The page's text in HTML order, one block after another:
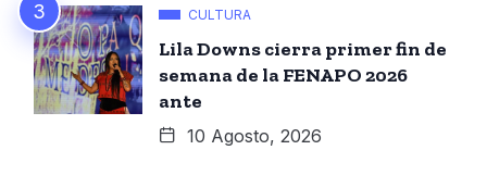
CULTURA
Lila Downs cierra primer fin de
semana de la FENAPO 2026
ante
10 Agosto, 2026